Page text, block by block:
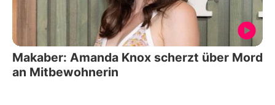
Makaber: Amanda Knox scherzt über Mord
an Mitbewohnerin